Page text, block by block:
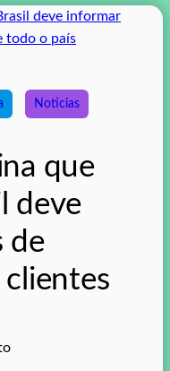
Noticias
que
deve
de
clientes